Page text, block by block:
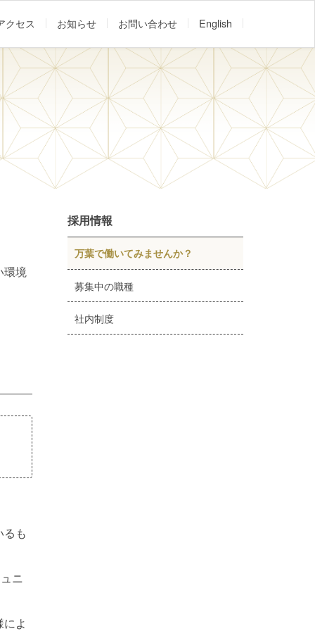
クセス お知らせ お問い合わせ English
環境
も
ニ
よ
採用情報
万葉で働いてみませんか？
募集中の職種
社内制度